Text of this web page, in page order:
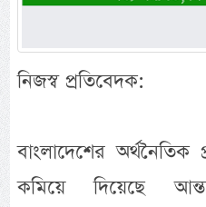
নিজস্ব প্রতিবেদক:
বাংলাদেশের অর্থনৈতিক
কমিয়ে দিয়েছে